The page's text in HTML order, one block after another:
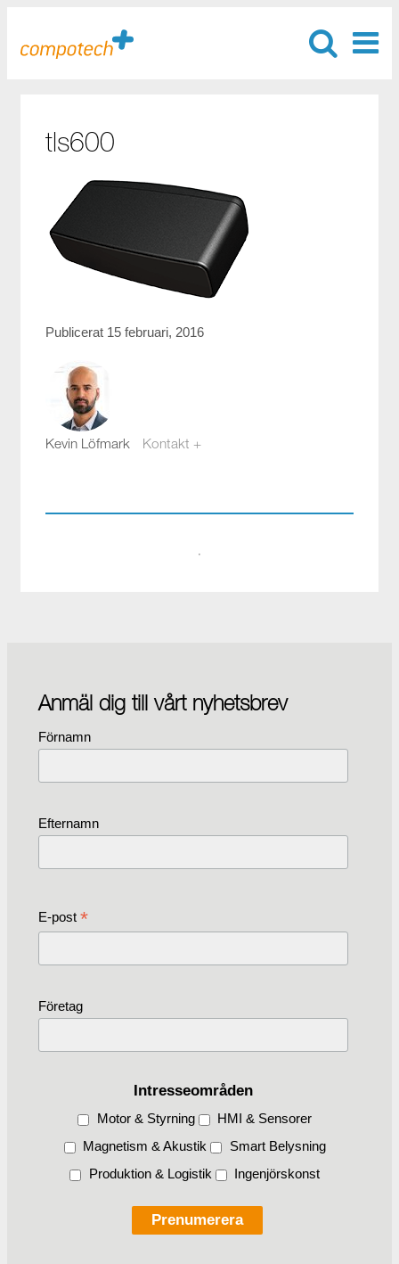
tls600
Publicerat 15 februari, 2016
Kevin Löfmark Kontakt +
·
Anmäl dig till vårt nyhetsbrev
Förnamn
Efternamn
E-post *
Företag
Intresseområden
Motor & Styrning
HMI & Sensorer
Magnetism & Akustik
Smart Belysning
Produktion & Logistik
Ingenjörskonst